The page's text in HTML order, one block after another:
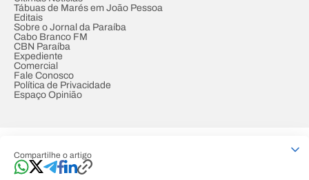
Compartilhe o artigo
Tábuas de Marés em João Pessoa
Editais
Sobre o Jornal da Paraíba
Cabo Branco FM
CBN Paraíba
Expediente
Comercial
Fale Conosco
Política de Privacidade
Espaço Opinião
Developed by Designed by